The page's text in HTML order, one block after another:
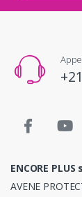
ENCORE
AVENE